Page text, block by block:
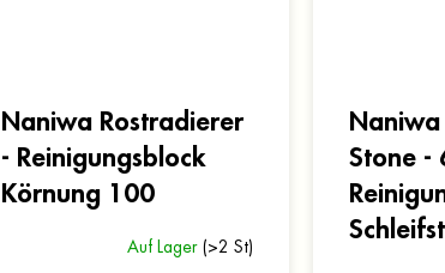
Naniwa Rostradierer
- Reinigungsblock
Körnung 100
Auf Lager (>2 St)
Naniwa
Stone -